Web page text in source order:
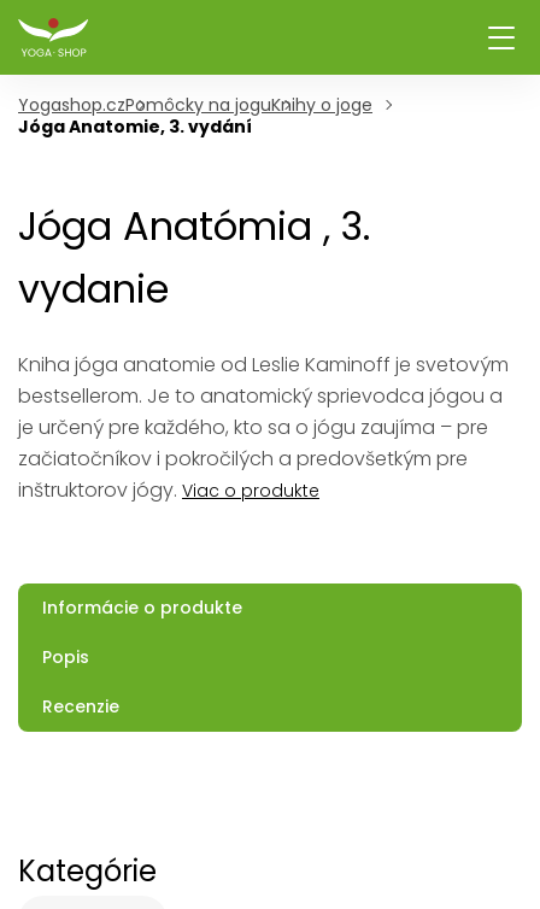
Yogashop.czPomôcky na joguKnihy o joge
Jóga Anatomie, 3. vydání
Jóga Anatómia , 3.
vydanie
Kniha jóga anatomie od Leslie Kaminoff je svetovým
bestsellerom. Je to anatomický sprievodca jógou a
je určený pre každého, kto sa o jógu zaujíma – pre
začiatočníkov i pokročilých a predovšetkým pre
inštruktorov jógy. Viac o produkte
Informácie o produkte
Popis
Recenzie
Kategórie